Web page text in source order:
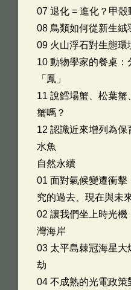
07 退化 = 進化？甲
08 鳥類如何從新生絨
09 火山浮石對生態環
10 動物學家的餐桌
「鳳」
11 說鱈場蟹、松葉
蟹嗎？
12 認識近來增列為
水魚
自然永續
01 面對氣候變遷衝
究的過去、現在與未
02 讓我們坐上時光機
灣海岸
03 太平島棘冠海星
劫
04 不成熟的光電政策